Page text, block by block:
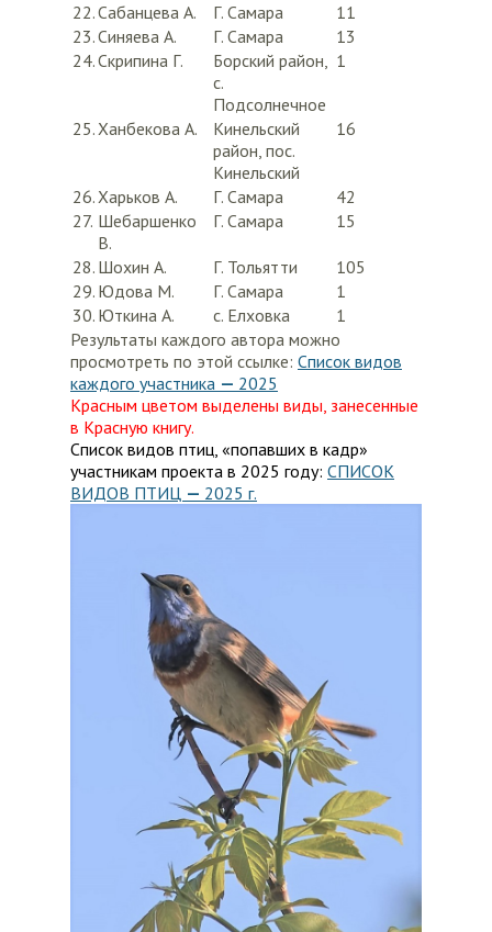
22.Сабанцева А. Г. Самара
11
23.Синяева А. Г. Самара
13
24.Скрипина Г.
Борский район,
с.
Подсолнечное
1
25.Ханбекова А.
Кинельский
район, пос.
Кинельский
16
26.Харьков А. Г. Самара
42
27. Шебаршенко
В.
Г. Самара 15
28. Шохин А. Г. Тольятти
105
29. Юдова М. Г. Самара
1
30. Юткина А. с. Елховка
1
Результаты каждого автора можно
просмотреть по этой ссылке: Список видов
каждого участника — 2025
Красным цветом выделены виды, занесенные
в Красную книгу.
Список видов птиц, «попавших в кадр»
участникам проекта в 2025 году: СПИСОК
ВИДОВ ПТИЦ — 2025 г.